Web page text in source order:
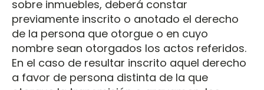
sobre inmuebles, deberá constar
previamente inscrito o anotado el derecho
de la persona que otorgue o en cuyo
nombre sean otorgados los actos referidos.
En el caso de resultar inscrito aquel derecho
a favor de persona distinta de la que